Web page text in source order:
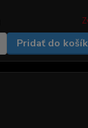
Pridať do